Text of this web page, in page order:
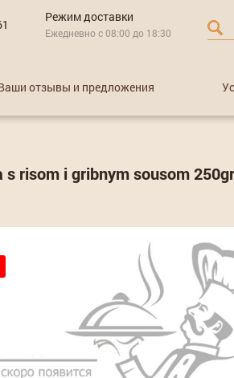
Режим доставки
Ежедневно с 08:00 до 18:30
отзывы и предложения
risom i gribnym sousom